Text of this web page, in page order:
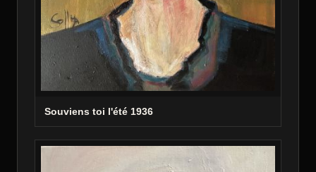
Souviens toi l'été 1936